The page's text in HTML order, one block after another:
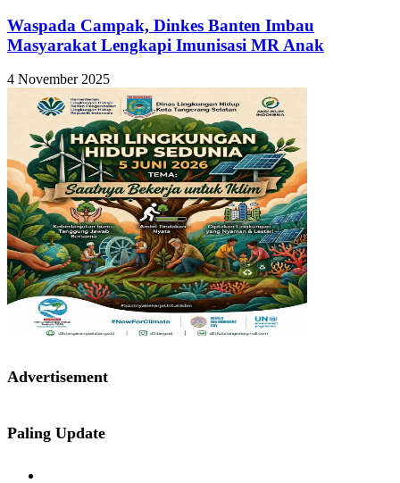
Waspada Campak, Dinkes Banten Imbau
Masyarakat Lengkapi Imunisasi MR Anak
4 November 2025
Advertisement
Paling Update